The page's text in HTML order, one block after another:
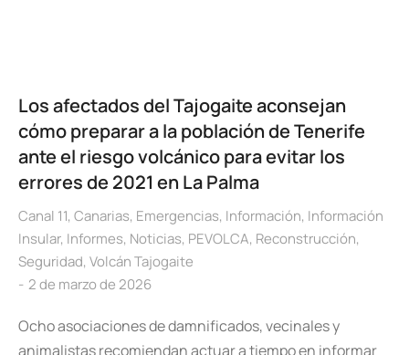
Los afectados del Tajogaite aconsejan
cómo preparar a la población de Tenerife
ante el riesgo volcánico para evitar los
errores de 2021 en La Palma
Canal 11, Canarias, Emergencias, Información, Información
Insular, Informes, Noticias, PEVOLCA, Reconstrucción,
Seguridad, Volcán Tajogaite
2 de marzo de 2026
Ocho asociaciones de damnificados, vecinales y
animalistas recomiendan actuar a tiempo en informar